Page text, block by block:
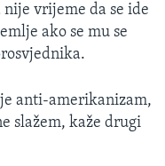
vrijeme da se ide
ako se mu se
anti-amerikanizam,
slažem, kaže drugi